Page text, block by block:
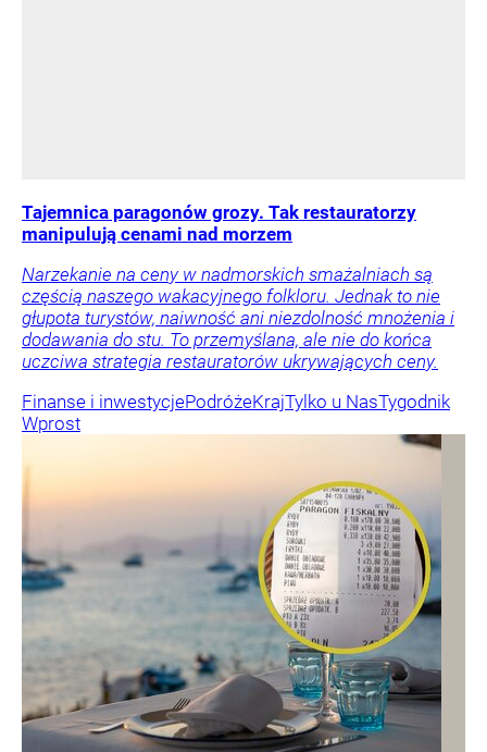
Tajemnica paragonów grozy. Tak restauratorzy
manipulują cenami nad morzem
Narzekanie na ceny w nadmorskich smażalniach są
częścią naszego wakacyjnego folkloru. Jednak to nie
głupota turystów, naiwność ani niezdolność mnożenia i
dodawania do stu. To przemyślana, ale nie do końca
uczciwa strategia restauratorów ukrywających ceny.
Finanse i inwestycjePodróżeKrajTylko u NasTygodnik
Wprost